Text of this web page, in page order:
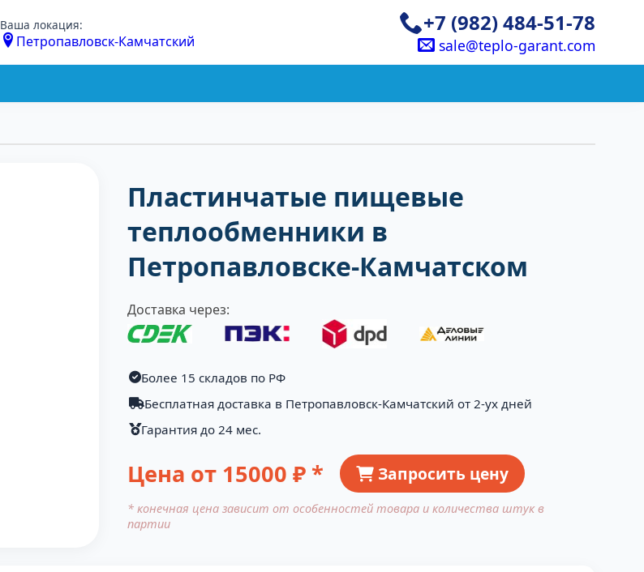
Ваша локация:
Петропавловск-Камчатский
+7 (982) 484-51-78
sale@teplo-garant.com
Пластинчатые пищевые
теплообменники в
Петропавловске-Камчатском
Доставка через:
Более 15 складов по РФ
Бесплатная доставка в Петропавловск-Камчатский от 2-ух дней
Гарантия до 24 мес.
Цена от 15000 ₽ * Запросить цену
* конечная цена зависит от особенностей товара и количества штук в
партии